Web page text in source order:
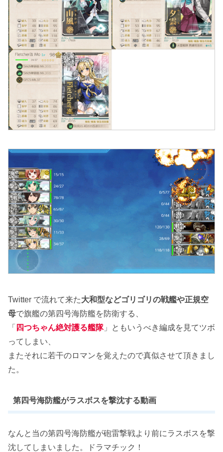
Twitter で流れて来た大和型などゴリゴリの戦艦や正規空
母で旗艦の第四号海防艦を防衛する、
「 四つちゃん絶対護る艦隊」ともいうべき編成を見てツボ
ってしまい、
またそれに若干のロマンを覚えたので真似させて頂きまし
た。
第四号海防艦がラスボスを撃沈する動画
なんと当の第四号海防艦が砲雷撃戦より前にラスボスを撃
沈してしまいました。ドラマチック！